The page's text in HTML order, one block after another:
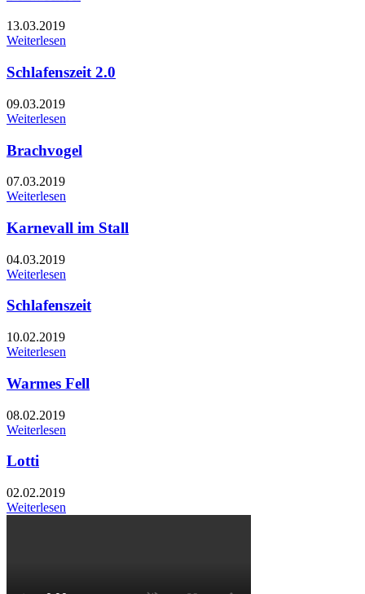
13.03.2019
Weiterlesen
Schlafenszeit 2.0
09.03.2019
Weiterlesen
Brachvogel
07.03.2019
Weiterlesen
Karnevall im Stall
04.03.2019
Weiterlesen
Schlafenszeit
10.02.2019
Weiterlesen
Warmes Fell
08.02.2019
Weiterlesen
Lotti
02.02.2019
Weiterlesen